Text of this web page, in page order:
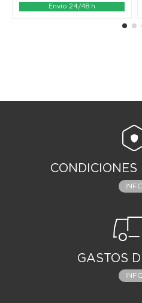
Envío 24/48 h
CONDICIONES
GASTOS